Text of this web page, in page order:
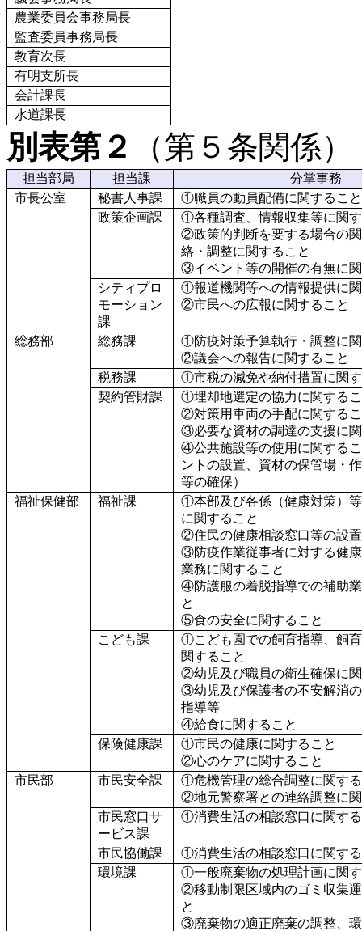
農業委員会事務局長
監査委員事務局長
教育次長
有明支所長
会計課長
水道課長
別表第２ （第５条関係）
担当部局 担当課
分掌事務
市長公室
秘書人事課
①職員の動員配備に関すること
政策企画課
①各種調査、情報収集等に関
②政策的判断を要する場合の
絡・調整に関すること
③イベント等の開催の有無に
シティプロ
モーション
課
①報道機関等への情報提供に
②市民への広報に関すること
総務部 総務課
①防疫対策予算執行・調整に
②議会への報告に関すること
税務課
①市税の減免や納付措置に関
契約管財課
①埋却地選定の協力に関する
②対策用車両の手配に関する
③必要な資材の調達の支援に
④公共施設等の使用に関する
ントの設置、資材の保管場・
等の確保）
福祉保健部
福祉課
①本部及び各係（健康対策）
に関すること
②住民の健康相談窓口等の設
③防疫作業従事者に対する健
業務に関すること
④防護服の着脱指導での補助
と
⑤食の安全に関すること
こども課
①こども園での飼育指導、飼
関すること
②幼児及び職員の衛生確保に
③幼児及び保護者の不安解消
指導等
④給食に関すること
保険健康課
①市民の健康に関すること
②心のケアに関すること
市民部
市民安全課
①危機管理の総合調整に関す
②地元警察署との連絡調整に
市民窓口サ
ービス課
①消費生活の相談窓口に関す
市民協働課
①消費生活の相談窓口に関す
環境課
①一般廃棄物の処理計画に関
②移動制限区域内のゴミ収集
と
③廃棄物の適正廃棄の調整、